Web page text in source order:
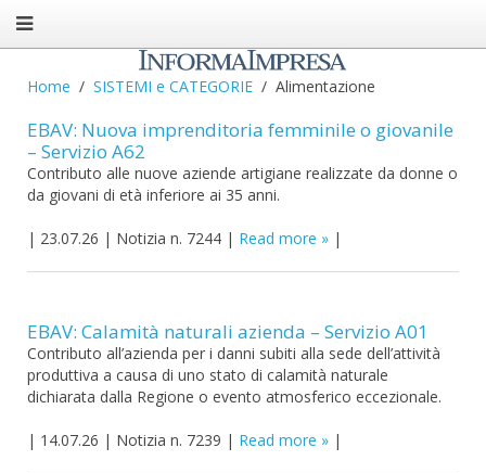
Home SISTEMI e CATEGORIE Alimentazione
EBAV: Nuova imprenditoria femminile o giovanile
– Servizio A62
Contributo alle nuove aziende artigiane realizzate da donne o
da giovani di età inferiore ai 35 anni.
| 23.07.26 | Notizia n. 7244 | Read more |
EBAV: Calamità naturali azienda – Servizio A01
Contributo all’azienda per i danni subiti alla sede dell’attività
produttiva a causa di uno stato di calamità naturale
dichiarata dalla Regione o evento atmosferico eccezionale.
| 14.07.26 | Notizia n. 7239 | Read more |